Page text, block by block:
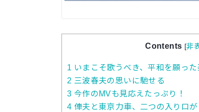
Contents [非
1 いまこそ歌うべき、平和を願った
2 三波春夫の思いに馳せる
3 今作のMVも見応えたっぷり！
4 俥夫と東京力車、二つの入り口